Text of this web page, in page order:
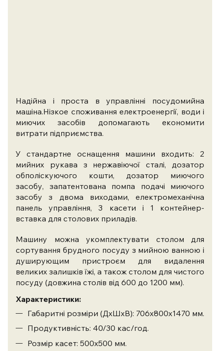
Надійна і проста в управлінні посудомийна
машіна.Нізкое споживання електроенергії, води і
миючих засобів допомагають економити
витрати підприємства.
У стандартне оснащення машини входить: 2
мийних рукава з нержавіючої сталі, дозатор
обполіскуючого кошти, дозатор миючого
засобу, запатентована помпа подачі миючого
засобу з двома виходами, електромеханічна
панель управління, 3 касети і 1 контейнер-
вставка для столових приладів.
Машину можна укомплектувати столом для
сортування брудного посуду з мийною ванною і
душирующим пристроєм для видалення
великих залишків їжі, а також столом для чистого
посуду (довжина столів від 600 до 1200 мм).
Характеристики:
Габаритні розміри (ДхШхВ): 706х800х1470 мм.
Продуктивність: 40/30 кас/год.
Розмір касет: 500х500 мм.